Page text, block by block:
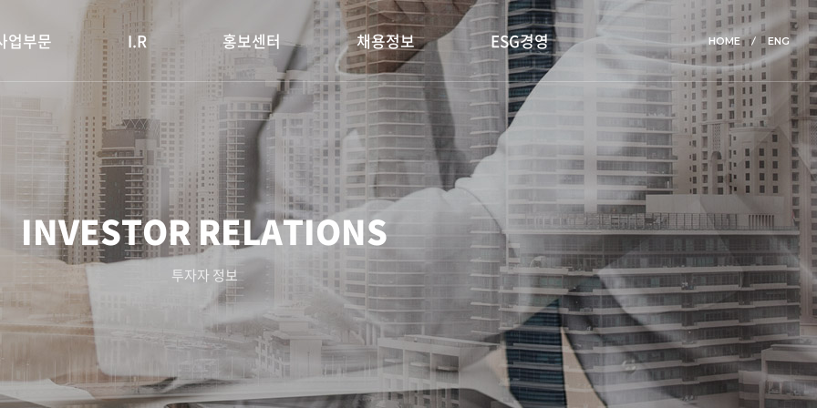
HOME ENG
업부문 I.R 홍보센터 채용정보 ESG경영
INVESTOR RELATIONS
투자자 정보